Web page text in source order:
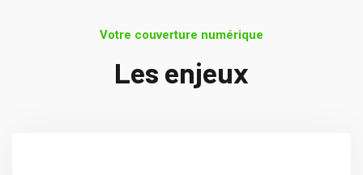
Votre couverture numérique
Les enjeux